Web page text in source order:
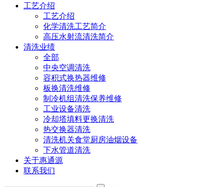
工艺介绍
工艺介绍
化学清洗工艺简介
高压水射流清洗简介
清洗业绩
全部
中央空调清洗
容积式换热器维修
板换清洗维修
制冷机组清洗保养维修
工业设备清洗
冷却塔填料更换清洗
热交换器清洗
清洗机关食堂厨房油烟设备
下水管道清洗
关于惠通源
联系我们